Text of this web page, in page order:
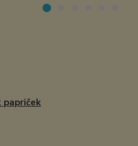
papriček